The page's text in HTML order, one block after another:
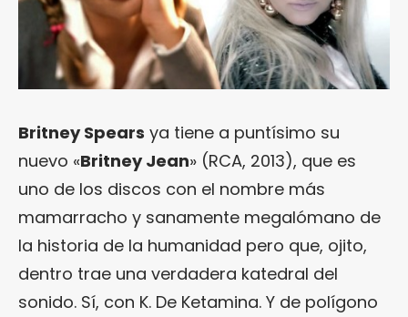
Britney Spears ya tiene a puntísimo su
nuevo «Britney Jean» (RCA, 2013), que es
uno de los discos con el nombre más
mamarracho y sanamente megalómano de
la historia de la humanidad pero que, ojito,
dentro trae una verdadera katedral del
sonido. Sí, con K. De Ketamina. Y de polígono